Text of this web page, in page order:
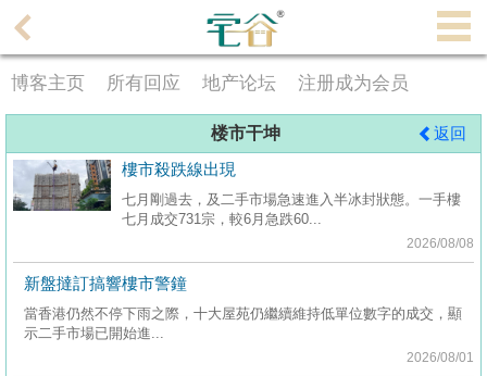
理
主
页
搵
楼/
业
主
博客主页 所有回应 地产论坛 注册成为会员
楼市干坤
返回
樓市殺跌線出現
七月剛過去，及二手市場急速進入半冰封狀態。一手樓
七月成交731宗，較6月急跌60...
2026/08/08
新盤撻訂搞響樓市警鐘
當香港仍然不停下雨之際，十大屋苑仍繼續維持低單位數字的成交，顯
示二手市場已開始進...
2026/08/01